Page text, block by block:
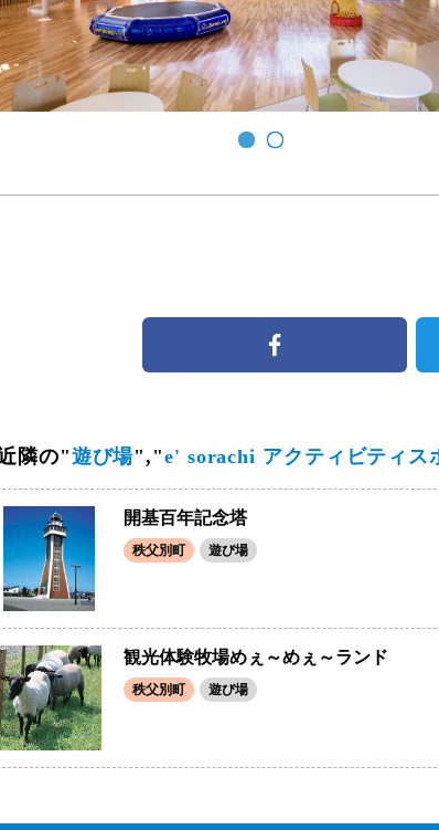
隣の"遊び場","e' sorachi アクティビティス
開基百年記念塔
秩父別町 遊び場
観光体験牧場めぇ～めぇ～ランド
秩父別町 遊び場